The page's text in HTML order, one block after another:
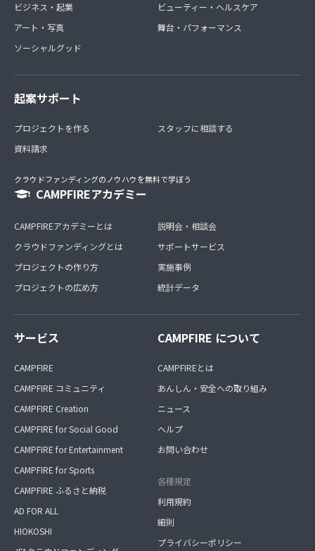
ビジネス・起業
アート・写真
ソーシャルグッド
ビューティー・ヘルスケア
舞台・パフォーマンス
起案サポート
プロジェクトを作る
資料請求
スタッフに相談する
クラウドファンディングのノウハウを無料で学ぼう
CAMPFIREアカデミー
CAMPFIREアカデミーとは
クラウドファンディングとは
プロジェクトの作り方
プロジェクトの広め方
説明会・相談会
サポートサービス
実施事例
統計データ
サービス
CAMPFIRE
CAMPFIRE コミュニティ
CAMPFIRE Creation
CAMPFIRE for Social Good
CAMPFIRE for Entertainment
CAMPFIRE for Sports
CAMPFIRE ふるさと納税
AD FOR ALL
HIOKOSHI
CAMPFIRE について
CAMPFIREとは
あんしん・安全への取り組み
ニュース
ヘルプ
お問い合わせ
各種規定
利用規約
細則
プライバシーポリシー